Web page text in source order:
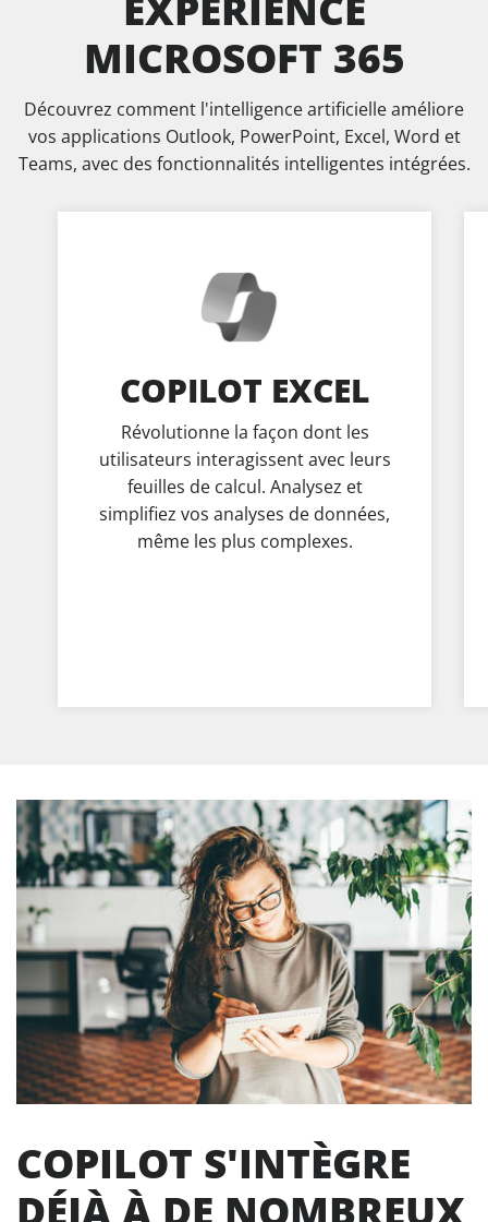
MICROSOFT 365
Découvrez comment l'intelligence artificielle améliore
vos applications Outlook, PowerPoint, Excel, Word et
Teams, avec des fonctionnalités intelligentes intégrées.
COPILOT EXCEL
Révolutionne la façon dont les
utilisateurs interagissent avec leurs
feuilles de calcul. Analysez et
simplifiez vos analyses de données,
même les plus complexes.
COPILOT S'INTÈGRE
DÉJÀ À DE NOMBREUX